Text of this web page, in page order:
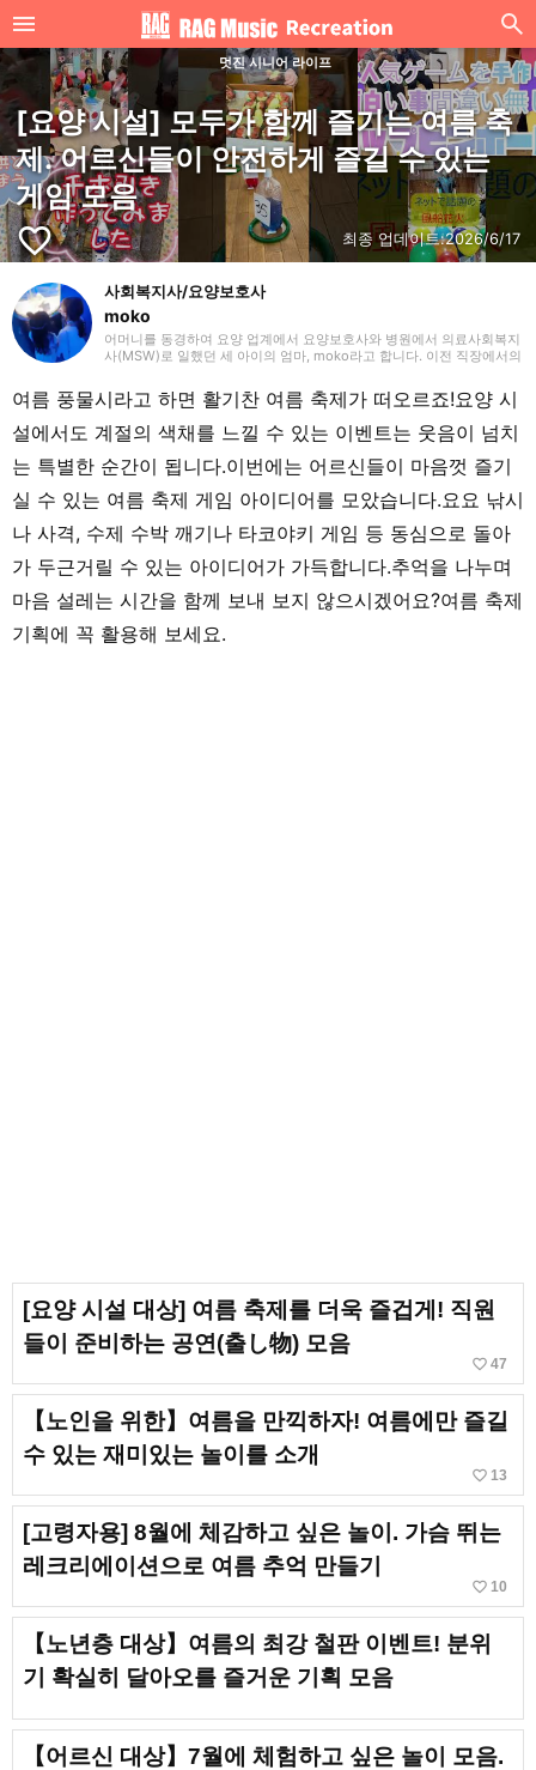
멋진 시니어 라이프
[요양 시설] 모두가 함께 즐기는 여름 축
제. 어르신들이 안전하게 즐길 수 있는
게임 모음
favorite_border 최종 업데이트:2026/6/17
사회복지사/요양보호사
moko
어머니를 동경하여 요양 업계에서 요양보호사와 병원에서 의료사회복지
사(MSW)로 일했던 세 아이의 엄마, moko라고 합니다. 이전 직장에서의
니다.
여름 풍물시라고 하면 활기찬 여름 축제가 떠오르죠!요양 시
설에서도 계절의 색채를 느낄 수 있는 이벤트는 웃음이 넘치
는 특별한 순간이 됩니다.이번에는 어르신들이 마음껏 즐기
실 수 있는 여름 축제 게임 아이디어를 모았습니다.요요 낚시
나 사격, 수제 수박 깨기나 타코야키 게임 등 동심으로 돌아
가 두근거릴 수 있는 아이디어가 가득합니다.추억을 나누며
마음 설레는 시간을 함께 보내 보지 않으시겠어요?여름 축제
기획에 꼭 활용해 보세요.
[요양 시설 대상] 여름 축제를 더욱 즐겁게! 직원
들이 준비하는 공연(출し物) 모음
favorite_border 47
【노인을 위한】여름을 만끽하자! 여름에만 즐길
수 있는 재미있는 놀이를 소개
favorite_border 13
[고령자용] 8월에 체감하고 싶은 놀이. 가슴 뛰는
레크리에이션으로 여름 추억 만들기
favorite_border 10
【노년층 대상】여름의 최강 철판 이벤트! 분위
기 확실히 달아오를 즐거운 기획 모음
【어르신 대상】7월에 체험하고 싶은 놀이 모음.